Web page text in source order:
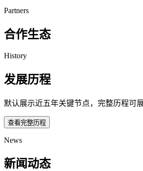
Partners
合作生态
History
发展历程
默认展示近五年关键节点，完整历程可
查看完整历程
News
新闻动态